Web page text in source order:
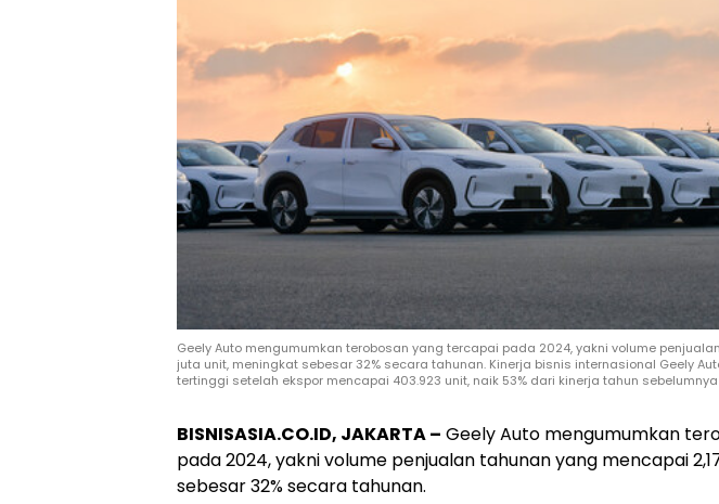
Geely Auto mengumumkan terobosan yang tercapai pada 2024, yakni volume
juta unit, meningkat sebesar 32% secara tahunan. Kinerja bisnis internasional Geely
tertinggi setelah ekspor mencapai 403.923 unit, naik 53% dari kinerja tahun sebelumnya
BISNISASIA.CO.ID, JAKARTA – Geely Auto mengumumkan
pada 2024, yakni volume penjualan tahunan yang mencapai
sebesar 32% secara tahunan.